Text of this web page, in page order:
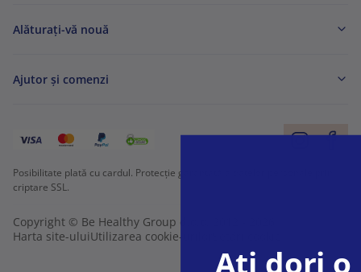
Alăturați-vă nouă
Ajutor și comenzi
Posibilitate plată cu cardul. Protecție garantată a datelor personale prin
criptare SSL.
Copyright © Be Healthy Group d.o.o. 2012 - 2026
Harta site-uluiUtilizarea cookie-urilor
Ați dori o